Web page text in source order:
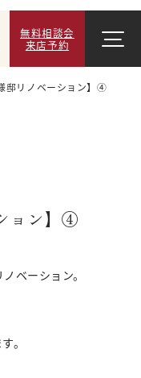
無料相談会
来店予約
邸リノベーション】④
ョン】④
ベーション。
。